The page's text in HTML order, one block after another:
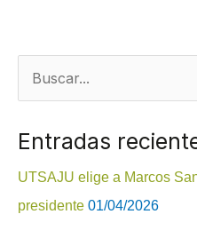
s
c
Entradas
UTSAJU elige a Marcos
presidente 01/04/2026